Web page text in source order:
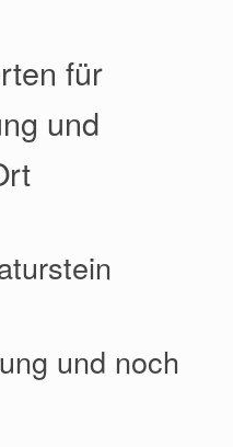
für
und
und noch